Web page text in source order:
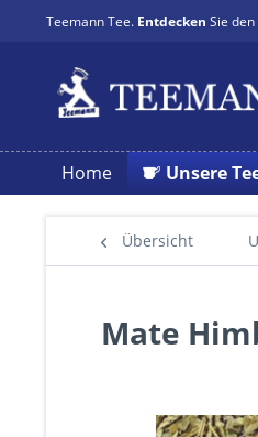
Teemann Tee. Entdecken Sie
Home Unsere
Übersicht
Mate